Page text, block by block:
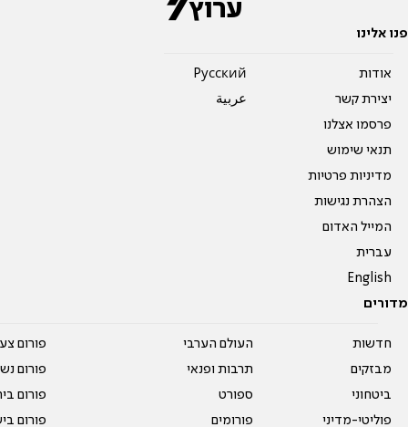
פנו אלינו
אודות
יצירת קשר
פרסמו אצלנו
תנאי שימוש
מדיניות פרטיות
הצהרת נגישות
המייל האדום
עברית
English
Pусский
عربية
מדורים
חדשות
מבזקים
ביטחוני
פוליטי-מדיני
העולם הערבי
תרבות ופנאי
ספורט
פורומים
פורום
פורום
פורום
פורום